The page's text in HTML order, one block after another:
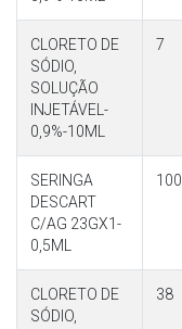
CLORETO DE
SÓDIO,
SOLUÇÃO
INJETÁVEL-
0,9%-10ML
7
SERINGA
DESCART
C/AG 23GX1-
0,5ML
100
CLORETO DE
SÓDIO,
38